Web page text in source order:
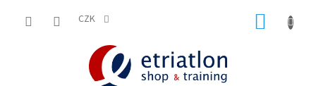
CZK
shop.etriatlon.cz - Chat